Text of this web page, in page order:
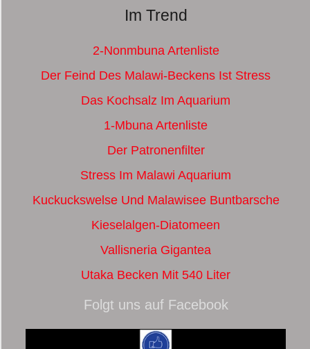
Im Trend
2-Nonmbuna Artenliste
Der Feind Des Malawi-Beckens Ist Stress
Das Kochsalz Im Aquarium
1-Mbuna Artenliste
Der Patronenfilter
Stress Im Malawi Aquarium
Kuckuckswelse Und Malawisee Buntbarsche
Kieselalgen-Diatomeen
Vallisneria Gigantea
Utaka Becken Mit 540 Liter
Folgt uns auf Facebook